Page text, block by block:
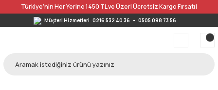
Türkiye’nin Her Yerine 1450 TL ve Üzeri Ücretsiz Kargo Fırsatı!
Müşteri Hizmetleri 0216 532 40 36 - 0505 098 73 56